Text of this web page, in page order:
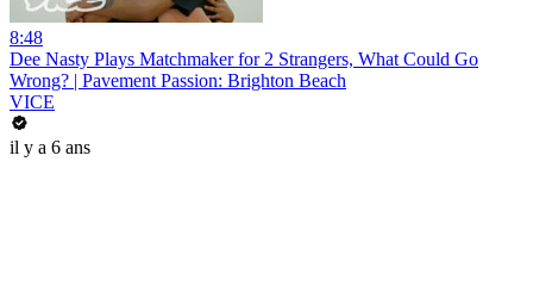
8:48
Dee Nasty Plays Matchmaker for 2 Strangers, What Could Go
Wrong? | Pavement Passion: Brighton Beach
VICE
il y a 6 ans